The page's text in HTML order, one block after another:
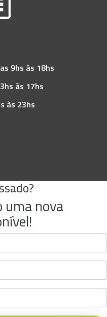
9hs às 18hs
às 17hs
às 23hs
uma nova